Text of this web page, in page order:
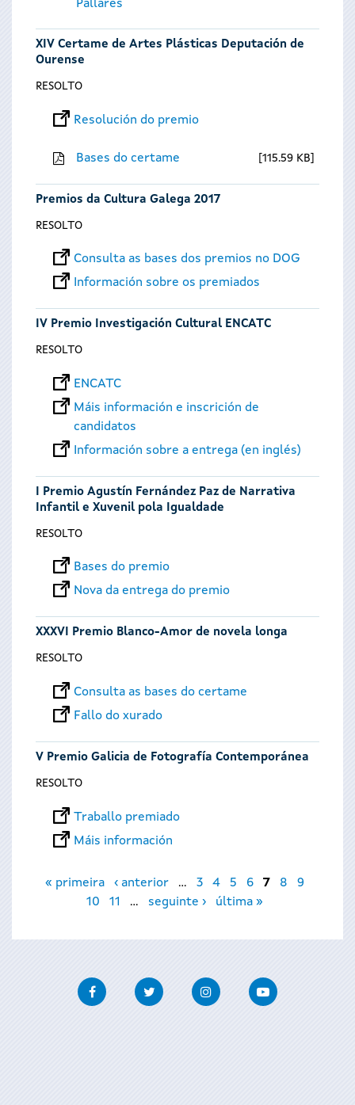
Pallares
XIV Certame de Artes Plásticas Deputación de
Ourense
RESOLTO
Resolución do premio
Bases do certame 115.59 KB
Premios da Cultura Galega 2017
RESOLTO
Consulta as bases dos premios no DOG
Información sobre os premiados
IV Premio Investigación Cultural ENCATC
RESOLTO
ENCATC
Máis información e inscrición de
candidatos
Información sobre a entrega (en inglés)
I Premio Agustín Fernández Paz de Narrativa
Infantil e Xuvenil pola Igualdade
RESOLTO
Bases do premio
Nova da entrega do premio
XXXVI Premio Blanco-Amor de novela longa
RESOLTO
Consulta as bases do certame
Fallo do xurado
V Premio Galicia de Fotografía Contemporánea
RESOLTO
Traballo premiado
Máis información
Páxinas
« primeira ‹ anterior … 3 4 5 6 7 8
9
10
11 … seguinte › última »
FacebookTwitter InstagramYoutube